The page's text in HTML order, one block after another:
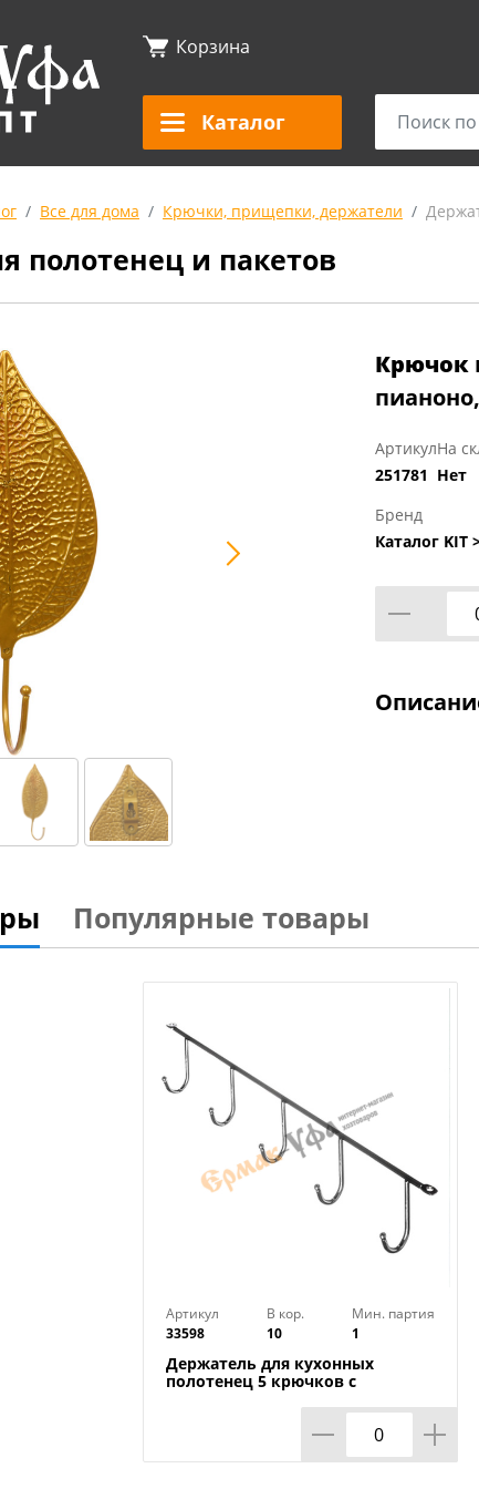
Корзина
Каталог
Все для дома Крючки, прищепки, держатели
полотенец и пакетов
Крючок
Артикул
251781
На
Нет
Бренд
Каталог KIT
Популярные товары
Артикул
33598
В кор.
10
Мин. партия
1
Держатель для кухонных
полотенец 5 крючков с